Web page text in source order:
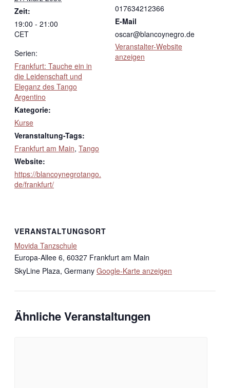
Zeit:
19:00 - 21:00
CET
Serien:
Frankfurt: Tauche ein in
die Leidenschaft und
Eleganz des Tango
Argentino
Kategorie:
Kurse
Veranstaltung-Tags:
Frankfurt am Main, Tango
Website:
https://blancoynegrotango.
de/frankfurt/
017634212366
E-Mail
oscar@blancoynegro.de
Veranstalter-Website
anzeigen
VERANSTALTUNGSORT
Movida Tanzschule
Europa-Allee 6, 60327 Frankfurt am Main
SkyLine Plaza, Germany Google-Karte anzeigen
Ähnliche Veranstaltungen